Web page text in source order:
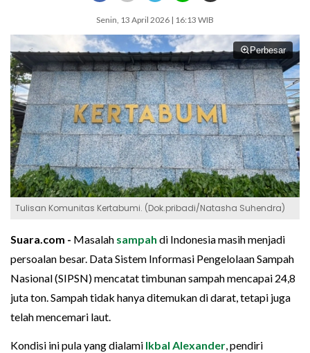
Senin, 13 April 2026 | 16:13 WIB
Perbesar
Tulisan Komunitas Kertabumi. (Dok.pribadi/Natasha Suhendra)
Suara.com - Masalah sampah di Indonesia masih menjadi
persoalan besar. Data Sistem Informasi Pengelolaan Sampah
Nasional (SIPSN) mencatat timbunan sampah mencapai 24,8
juta ton. Sampah tidak hanya ditemukan di darat, tetapi juga
telah mencemari laut.
Kondisi ini pula yang dialami Ikbal Alexander , pendiri